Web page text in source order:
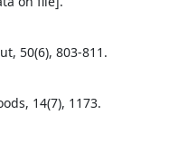
50(6), 803-811.
14(7), 1173.